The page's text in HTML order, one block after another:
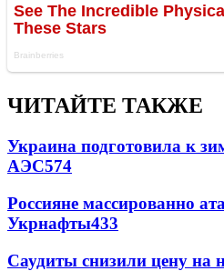
ЧИТАЙТЕ ТАКЖЕ
Украина подготовила к
АЭС574
Россияне массированно
Укрнафты433
Саудиты снизили цену на